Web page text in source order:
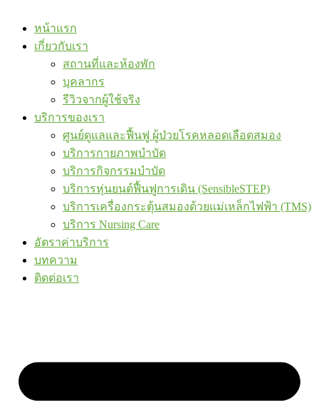
หน้าแรก
เกี่ยวกับเรา
สถานที่และห้องพัก
บุคลากร
รีวิวจากผู้ใช้จริง
บริการของเรา
ศูนย์ดูแลและฟื้นฟู ผู้ป่วยโรคหลอดเลือดสมอง
บริการกายภาพบำบัด
บริการกิจกรรมบำบัด
บริการหุ่นยนต์ฟื้นฟูการเดิน (SensibleSTEP)
บริการเครื่องกระตุ้นสมองด้วยแม่เหล็กไฟฟ้า (TMS)
บริการ Nursing Care
อัตราค่าบริการ
บทความ
ติดต่อเรา